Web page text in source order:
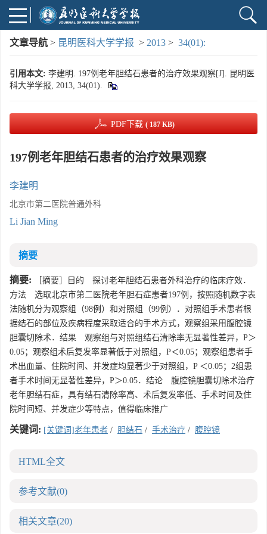
文章导航 > 昆明医科大学学报 > 2013 > 34(01):
引用本文: 李建明. 197例老年胆结石患者的治疗效果观察[J]. 昆明医
科大学学报, 2013, 34(01).
PDF下载 ( 187 KB)
197例老年胆结石患者的治疗效果观察
李建明
北京市第二医院普通外科
Li Jian Ming
摘要
摘要: ［摘要］目的 探讨老年胆结石患者外科治疗的临床疗效．
方法 选取北京市第二医院老年胆石症患者197例，按照随机数字表
法随机分为观察组（98例）和对照组（99例）．对照组手术患者根
据结石的部位及疾病程度采取适合的手术方式，观察组采用腹腔镜
胆囊切除术．结果 观察组与对照组结石清除率无显著性差异，P＞
0.05；观察组术后复发率显著低于对照组，P＜0.05；观察组患者手
术出血量、住院时间、并发症均显著少于对照组，P ＜0.05；2组患
者手术时间无显著性差异，P＞0.05．结论 腹腔镜胆囊切除术治疗
老年胆结石症，具有结石清除率高、术后复发率低、手术时间及住
院时间短、并发症少等特点，值得临床推广
关键词: [关键词]老年患者 / 胆结石 / 手术治疗 / 腹腔镜
HTML全文
参考文献(0)
相关文章(20)